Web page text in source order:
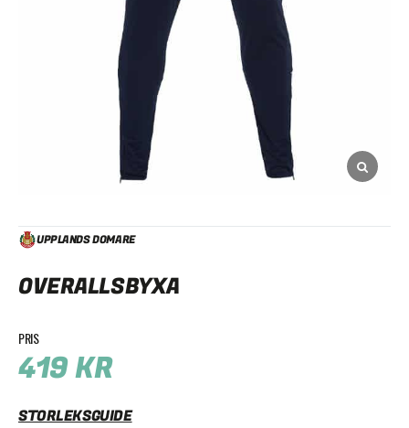
UPPLANDS DOMARE
OVERALLSBYXA
419KR
STORLEKSGUIDE